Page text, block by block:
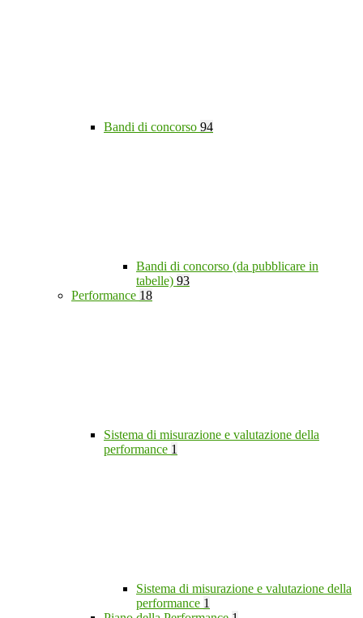
Bandi di concorso 94
Bandi di concorso (da pubblicare in
tabelle) 93
Performance 18
Sistema di misurazione e valutazione della
performance 1
Sistema di misurazione e valutazione della
performance 1